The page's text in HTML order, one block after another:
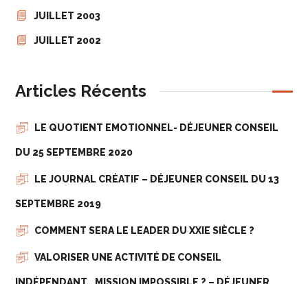
JUILLET 2003
JUILLET 2002
Articles Récents
LE QUOTIENT EMOTIONNEL- DÉJEUNER CONSEIL
DU 25 SEPTEMBRE 2020
LE JOURNAL CRÉATIF – DÉJEUNER CONSEIL DU 13
SEPTEMBRE 2019
COMMENT SERA LE LEADER DU XXIE SIÈCLE ?
VALORISER UNE ACTIVITÉ DE CONSEIL